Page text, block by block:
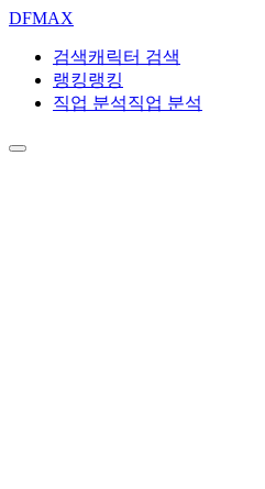
DFMAX
검색캐릭터 검색
랭킹랭킹
직업 분석직업 분석